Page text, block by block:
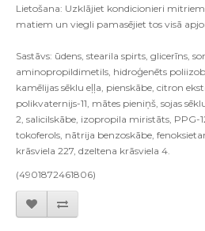
Lietošana: Uzklājiet kondicionieri
matiem un viegli pamasējiet tos visā
Sastāvs: ūdens, stearila spirts, glicerīns,
aminopropildimetils, hidroģenēts
kamēlijas sēklu eļļa, pienskābe, citron
polikvaternijs-11, mātes pieniņš, sojas
2, salicilskābe, izopropila miristāts, PPG-
tokoferols, nātrija benzoskābe,
krāsviela 227, dzeltena krāsviela 4.
(4901872461806)